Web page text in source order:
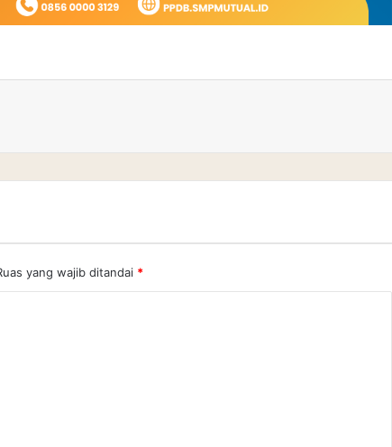
yang wajib ditandai *